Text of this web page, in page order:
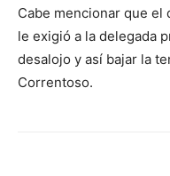
Cabe mencionar que
le exigió a la delegada
desalojo y así bajar la
Correntoso.